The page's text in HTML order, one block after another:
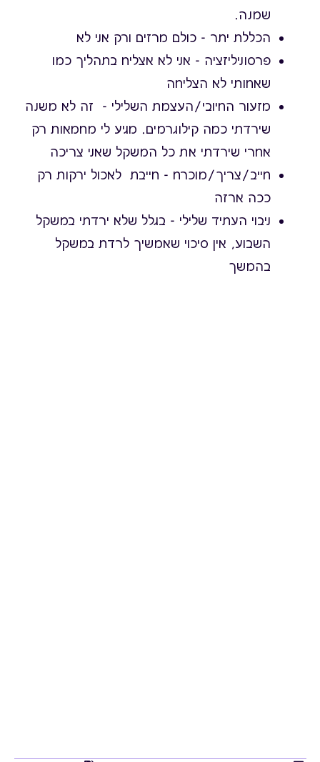
שמנה.
הכללת יתר - כולם מרזים ורק אני לא
פרסוניליזציה - אני לא אצליח בתהליך כמו
שאחותי לא הצליחה
מזעור החיובי/העצמת השלילי - זה לא משנה
שירדתי כמה קילוגרמים. מגיע לי מחמאות רק
אחרי שירדתי את כל המשקל שאני צריכה
חייב/צריך/מוכרח - חייבת לאכול ירקות רק
ככה ארזה
ניבוי העתיד שלילי - בגלל שלא ירדתי במשקל
השבוע, אין סיכוי שאמשיך לרדת במשקל
בהמשך